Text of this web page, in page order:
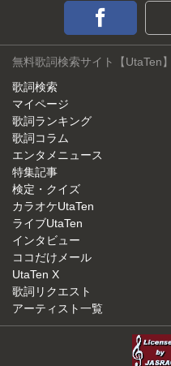
無料歌詞検索サイト【UtaTen】
歌詞検索
マイページ
歌詞ランキング
歌詞コラム
エンタメニュース
特集記事
検定・クイズ
カラオケUtaTen
ライブUtaTen
インタビュー
ココだけメール
UtaTen X
歌詞リクエスト
アーティスト一覧